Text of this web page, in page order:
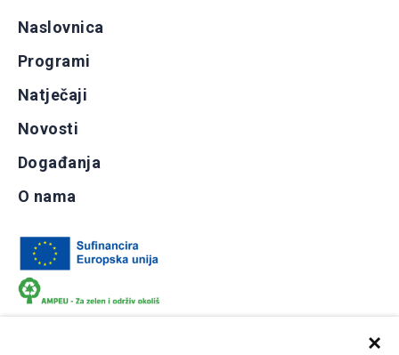
×
Naslovnica
Programi
Natječaji
Novosti
Događanja
O nama